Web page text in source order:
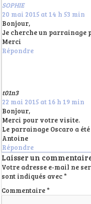
SOPHIE
20 mai 2015 at 14 h 53 min
Bonjour,
Je cherche un parrainage
Merci
Répondre
t01n3
22 mai 2015 at 16 h 19 min
Bonjour,
Merci pour votre visite.
Le parrainage Oscaro a
Antoine
Répondre
Laisser un
Votre adresse e-mail ne
sont indiqués avec*
Commentaire*